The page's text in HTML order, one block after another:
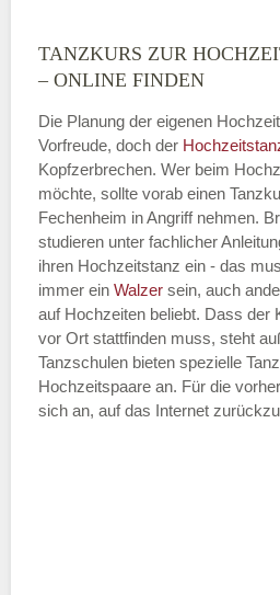
Montag
—
Dienstag
—
TANZKURS ZUR
– ONLINE FINDEN
Die Planung der eigenen
Vorfreude, doch der
Kopfzerbrechen. Wer beim
möchte, sollte vorab einen
Fechenheim in Angriff nehmen.
studieren unter fachlicher
ihren Hochzeitstanz ein - das
immer ein Walzer sein, auch
auf Hochzeiten beliebt. Dass der
vor Ort stattfinden muss, steht
Tanzschulen bieten spezielle
Hochzeitspaare an. Für die
sich an, auf das Internet